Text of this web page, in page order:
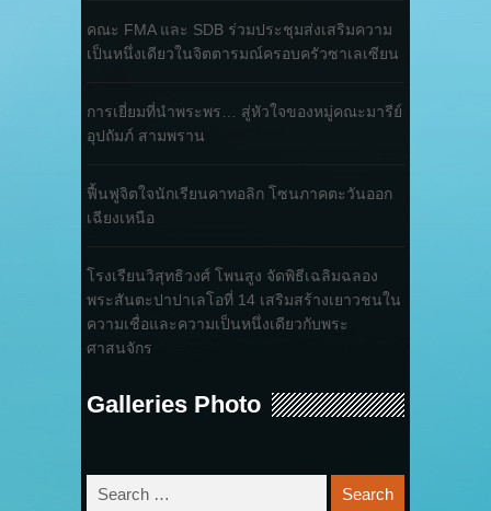
คณะ FMA และ SDB ร่วมประชุมส่งเสริมความ
เป็นหนึ่งเดียวในจิตตารมณ์ครอบครัวซาเลเซียน
การเยี่ยมที่นำพระพร… สู่หัวใจของหมู่คณะมารีย์
อุปถัมภ์ สามพราน
ฟื้นฟูจิตใจนักเรียนคาทอลิก โซนภาคตะวันออก
เฉียงเหนือ
โรงเรียนวิสุทธิวงศ์ โพนสูง จัดพิธีเฉลิมฉลอง
พระสันตะปาปาเลโอที่ 14 เสริมสร้างเยาวชนใน
ความเชื่อและความเป็นหนึ่งเดียวกับพระ
ศาสนจักร
Galleries Photo